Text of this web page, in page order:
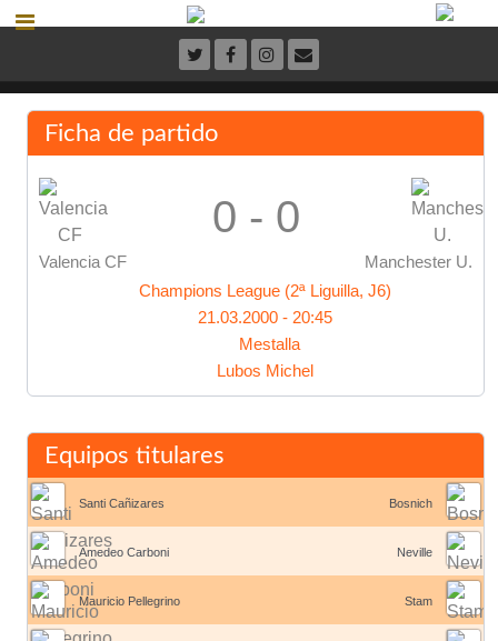
Ficha de partido
Valencia CF
0 - 0
Manchester U.
Champions League (2ª Liguilla, J6)
21.03.2000 - 20:45
Mestalla
Lubos Michel
Equipos titulares
Santi Cañizares
Amedeo Carboni
Mauricio Pellegrino
Bosnich
Neville
Stam